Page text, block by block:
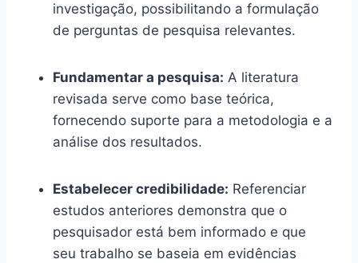
investigação, possibilitando a formulação
de perguntas de pesquisa relevantes.
Fundamentar a pesquisa: A literatura
revisada serve como base teórica,
fornecendo suporte para a metodologia e a
análise dos resultados.
Estabelecer credibilidade: Referenciar
estudos anteriores demonstra que o
pesquisador está bem informado e que
seu trabalho se baseia em evidências